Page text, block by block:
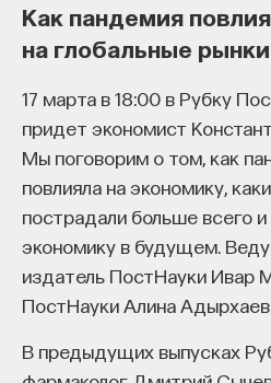
Как пандемия
на глобальные
17 марта в 18:00 в Рубку
придет экономист
Мы поговорим о том, как
повлияла на экономику,
пострадали больше всего
экономику в будущем.
издатель ПостНауки Ивар
ПостНауки Алина
В предыдущих выпусках
Почти треть жизни
но как он работает и
приручить?
Как устроен самый важный
процесс в организме?
состояние сна для жизни
происходит с нами, пока
мы проходим, какие
Что нужно сделать, чтобы
восполнялись и мы
Ответы на эти и другие